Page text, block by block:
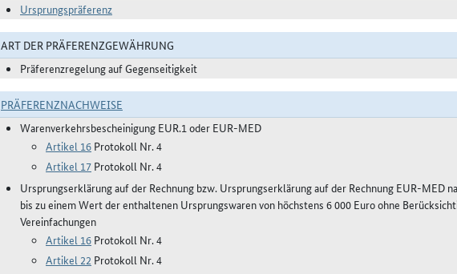
Ursprungspräferenz
ART DER PRÄFERENZGEWÄHRUNG
Präferenzregelung auf Gegenseitigkeit
PRÄFERENZNACHWEISE
Warenverkehrsbescheinigung EUR.1 oder EUR-MED
Artikel 16 Protokoll Nr. 4
Artikel 17 Protokoll Nr. 4
Ursprungserklärung auf der Rechnung bzw. Ursprungserklärung auf der Rechnung EUR-MED
bis zu einem Wert der enthaltenen Ursprungswaren von höchstens 6 000 Euro ohne
Vereinfachungen
Artikel 16 Protokoll Nr. 4
Artikel 22 Protokoll Nr. 4